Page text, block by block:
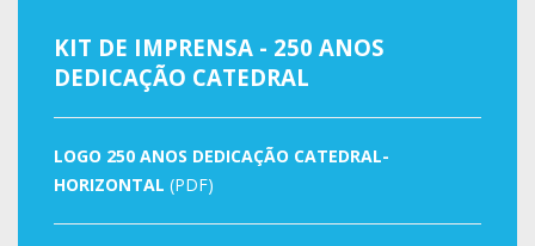
KIT DE IMPRENSA - 250 ANOS
DEDICAÇÃO CATEDRAL
LOGO 250 ANOS DEDICAÇÃO CATEDRAL-
HORIZONTAL (PDF)